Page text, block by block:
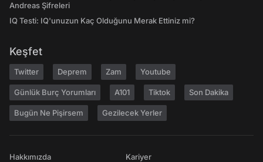
Andreas Şifreleri
IQ Testi: IQ'unuzun Kaç Olduğunu Merak Ettiniz mi?
Keşfet
Twitter Deprem Zam Youtube
Günlük Burç Yorumları A101 Tiktok Son Dakika
Bugün Ne Pişirsem Gezilecek Yerler
Hakkımızda
Kariyer